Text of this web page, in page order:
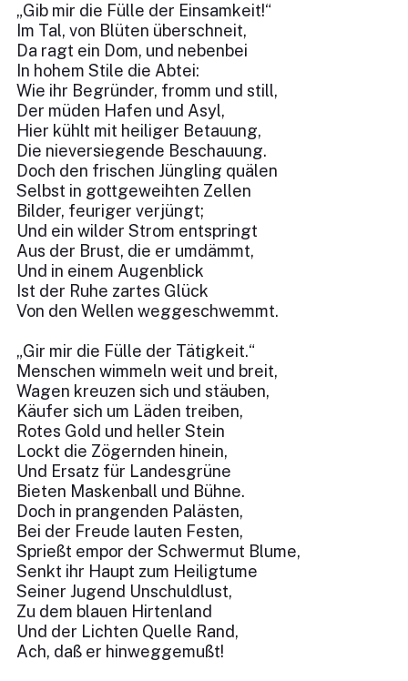
„Gib mir die Fülle der Einsamkeit!“
Im Tal, von Blüten überschneit,
Da ragt ein Dom, und nebenbei
In hohem Stile die Abtei:
Wie ihr Begründer, fromm und still,
Der müden Hafen und Asyl,
Hier kühlt mit heiliger Betauung,
Die nieversiegende Beschauung.
Doch den frischen Jüngling quälen
Selbst in gottgeweihten Zellen
Bilder, feuriger verjüngt;
Und ein wilder Strom entspringt
Aus der Brust, die er umdämmt,
Und in einem Augenblick
Ist der Ruhe zartes Glück
Von den Wellen weggeschwemmt.
„Gir mir die Fülle der Tätigkeit.“
Menschen wimmeln weit und breit,
Wagen kreuzen sich und stäuben,
Käufer sich um Läden treiben,
Rotes Gold und heller Stein
Lockt die Zögernden hinein,
Und Ersatz für Landesgrüne
Bieten Maskenball und Bühne.
Doch in prangenden Palästen,
Bei der Freude lauten Festen,
Sprießt empor der Schwermut Blume,
Senkt ihr Haupt zum Heiligtume
Seiner Jugend Unschuldlust,
Zu dem blauen Hirtenland
Und der Lichten Quelle Rand,
Ach, daß er hinweggemußt!